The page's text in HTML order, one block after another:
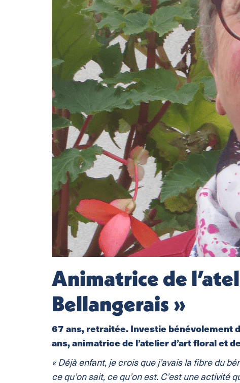
Animatrice de
Bellangerais »
67 ans, retraitée. Investie bénévolement
ans, animatrice de l’atelier d’art floral et
« Déjà enfant, je crois que j’avais la fibre du
ce qu’on sait, ce qu’on est. C’est une